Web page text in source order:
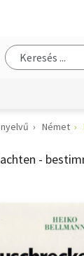
Német
-